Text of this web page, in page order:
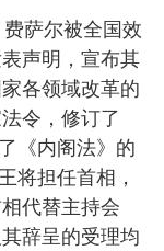
费萨尔被全国效
声明，宣布其
各领域改革的
令，修订了
《内阁法》的
将担任首相，
代替主持会
辞呈的受理均